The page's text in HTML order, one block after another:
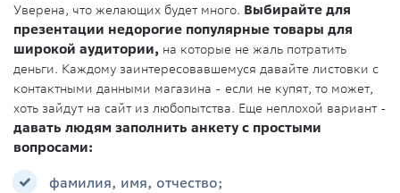
Уверена, что желающих будет много. Выбирайте для
презентации недорогие популярные товары для
широкой аудитории, на которые не жаль потратить
деньги. Каждому заинтересовавшемуся давайте листовки с
контактными данными магазина - если не купят, то может,
хоть зайдут на сайт из любопытства. Еще неплохой вариант -
давать людям заполнить анкету с простыми
вопросами:
фамилия, имя, отчество;